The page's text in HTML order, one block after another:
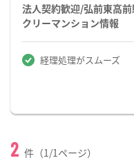
法人契約歓迎/弘前東高
クリーマンション情報
経理処理がスムーズ
2 件（1/1ページ）